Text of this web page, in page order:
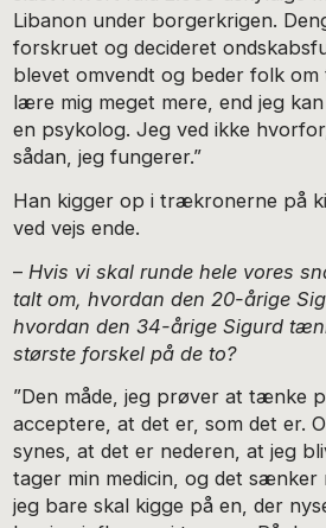
Libanon under borgerkrigen.
forskruet og decideret
blevet omvendt og beder folk om
lære mig meget mere, end jeg
en psykolog. Jeg ved ikke
sådan, jeg fungerer.”
Han kigger op i trækronerne på
ved vejs ende.
– Hvis vi skal runde hele vores
talt om, hvordan den 20-årige
hvordan den 34-årige Sigurd
største forskel på de to?
”Den måde, jeg prøver at tænke
acceptere, at det er, som det er.
synes, at det er nederen, at jeg
tager min medicin, og det sænker
jeg bare skal kigge på en, der